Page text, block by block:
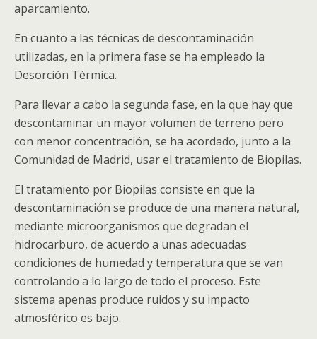
aparcamiento.
En cuanto a las técnicas de descontaminación
utilizadas, en la primera fase se ha empleado la
Desorción Térmica.
Para llevar a cabo la segunda fase, en la que hay que
descontaminar un mayor volumen de terreno pero
con menor concentración, se ha acordado, junto a la
Comunidad de Madrid, usar el tratamiento de Biopilas.
El tratamiento por Biopilas consiste en que la
descontaminación se produce de una manera natural,
mediante microorganismos que degradan el
hidrocarburo, de acuerdo a unas adecuadas
condiciones de humedad y temperatura que se van
controlando a lo largo de todo el proceso. Este
sistema apenas produce ruidos y su impacto
atmosférico es bajo.